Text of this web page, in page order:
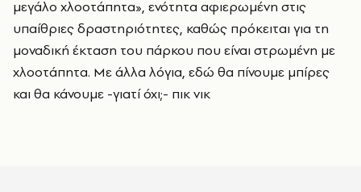
μεγάλο χλοοτάπητα», ενότητα αφιερωμένη στις
υπαίθριες δραστηριότητες, καθώς πρόκειται για τη
μοναδική έκταση του πάρκου που είναι στρωμένη με
χλοοτάπητα. Με άλλα λόγια, εδώ θα πίνουμε μπίρες
και θα κάνουμε -γιατί όχι;- πικ νικ